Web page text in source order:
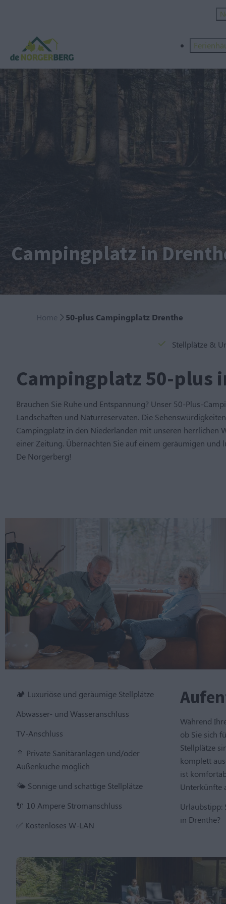
Campingplatz in
Home 50-plus Campingplatz Drenthe
Stellplätze &
Campingplatz 50-plus
Brauchen Sie Ruhe und Entspannung? Unser 50-Plus-
Landschaften und Naturreservaten. Die
Campingplatz in den Niederlanden mit unseren herrlichen
einer Zeitung. Übernachten Sie auf einem geräumigen
De Norgerberg!
🏕 Luxuriöse und geräumige Stellplätze
Abwasser- und Wasseranschluss
TV-Anschluss
🚿 Private Sanitäranlagen und/oder
Außenküche möglich
🌤️ Sonnige und schattige Stellplätze
🔌 10 Ampere Stromanschluss
✅ Kostenloses W-LAN
Während
ob Sie sich
Stellplätze
komplett
ist
Unterkünfte
Urlaubstipp:
in Drenthe?